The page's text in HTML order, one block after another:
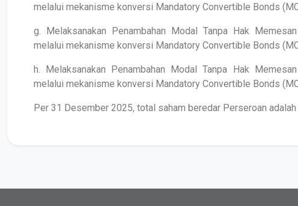
melalui mekanisme konversi Mandatory Convertible Bonds
g. Melaksanakan Penambahan Modal Tanpa Hak
melalui mekanisme konversi Mandatory Convertible Bonds
h. Melaksanakan Penambahan Modal Tanpa Hak
melalui mekanisme konversi Mandatory Convertible Bonds
Per 31 Desember 2025, total saham beredar Perseroan